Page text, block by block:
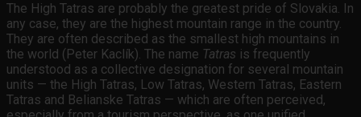
The High Tatras are probably the greatest pride of Slovakia. In
any case, they are the highest mountain range in the country.
They are often described as the smallest high mountains in
the world (Peter Kaclík). The name Tatras is frequently
understood as a collective designation for several mountain
units — the High Tatras, Low Tatras, Western Tatras, Eastern
Tatras and Belianske Tatras — which are often perceived,